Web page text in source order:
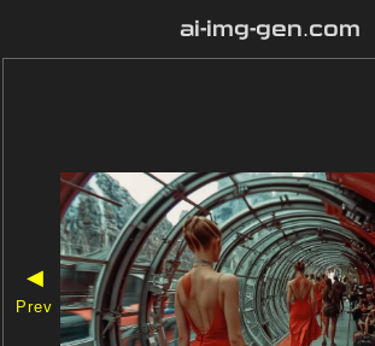
ai-img-gen.com
◀
Prev